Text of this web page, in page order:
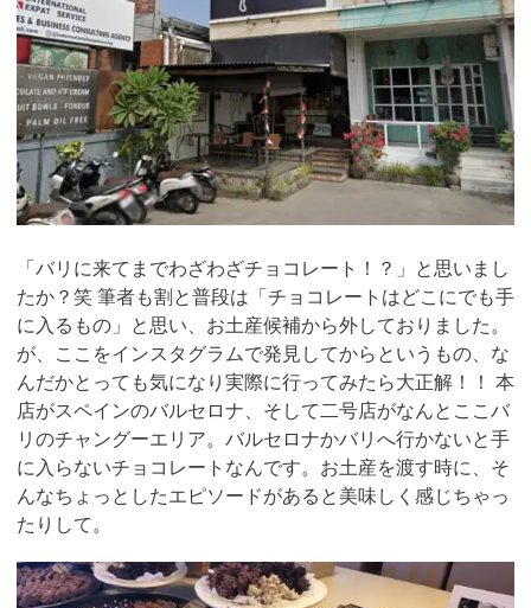
「バリに来てまでわざわざチョコレート！？」と思いまし
たか？笑 筆者も割と普段は「チョコレートはどこにでも手
に入るもの」と思い、お土産候補から外しておりました。
が、ここをインスタグラムで発見してからというもの、な
んだかとっても気になり実際に行ってみたら大正解！！ 本
店がスペインのバルセロナ、そして二号店がなんとここバ
リのチャングーエリア。バルセロナかバリへ行かないと手
に入らないチョコレートなんです。お土産を渡す時に、そ
んなちょっとしたエピソードがあると美味しく感じちゃっ
たりして。